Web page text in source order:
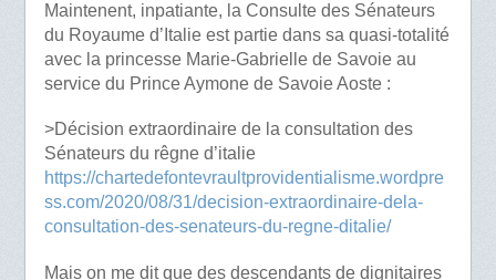
Maintenent, inpatiante, la Consulte des Sénateurs
du Royaume d’Italie est partie dans sa quasi-totalité
avec la princesse Marie-Gabrielle de Savoie au
service du Prince Aymone de Savoie Aoste :
>Décision extraordinaire de la consultation des
Sénateurs du rêgne d’italie
https://chartedefontevraultprovidentialisme.wordpre
ss.com/2020/08/31/decision-extraordinaire-dela-
consultation-des-senateurs-du-regne-ditalie/
Mais on me dit que des descendants de dignitaires